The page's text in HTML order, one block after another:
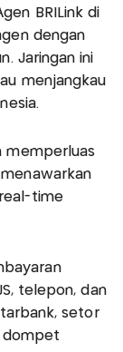
BRILink di
dengan
Jaringan ini
menjangkau
memperluas
menawarkan
time
telepon, dan
setor
dompet